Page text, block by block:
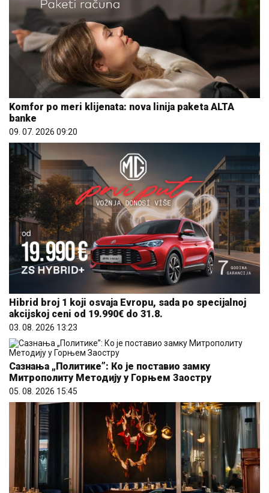
Komfor po meri klijenata: nova linija paketa ALTA
banke
09. 07. 2026 09:20
Hibrid broj 1 koji osvaja Evropu, sada po specijalnoj
akcijskoj ceni od 19.990€ do 31.8.
03. 08. 2026 13:23
Сазнања „Политике”: Ко је поставио замку
Митрополиту Методију у Горњем Заостру
05. 08. 2026 15:45